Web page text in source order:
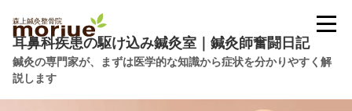
耳鼻科疾患の駆け込み鍼灸室｜鍼灸師奮闘日記
鍼灸の専門家が、まずは医学的な知識から症状を分かりやすく解
説します